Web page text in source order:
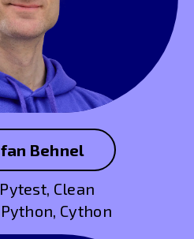
Behnel
Clean
Cython